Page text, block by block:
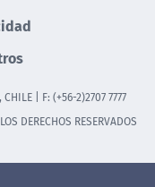
| F: (+56-2)2707 7777
DERECHOS RESERVADOS